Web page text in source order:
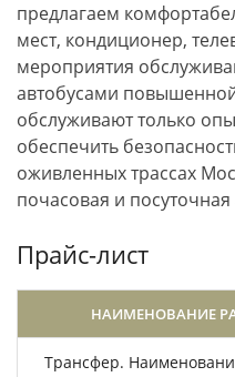
предлагаем
мест, кондиционер,
мероприятия
автобусами
обслуживают только
обеспечить
оживленных трассах
почасовая и
Прайс-лист
НАИМЕНОВАНИЕ
Трансфер.